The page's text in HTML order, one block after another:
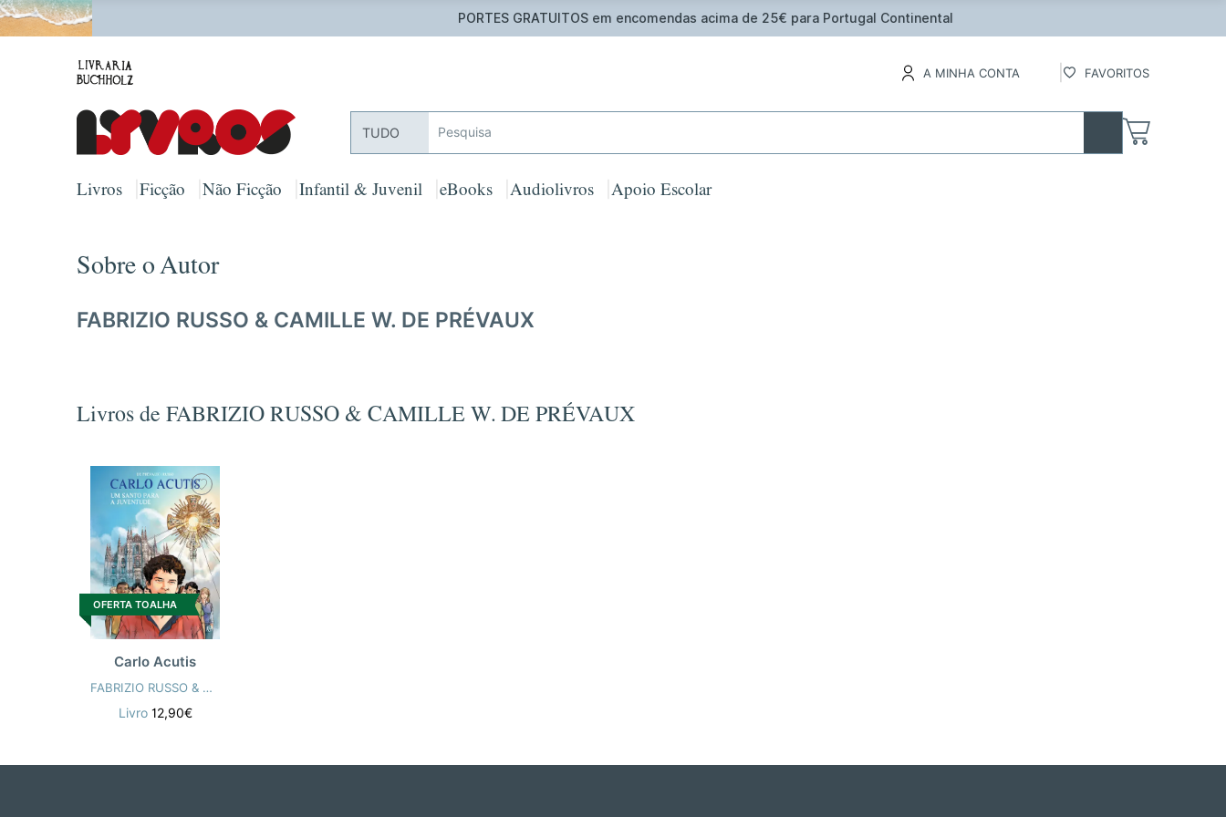
PORTES GRATUITOS em encomendas acima de 25€ para Portugal Continental
A MINHA CONTA FAVORITOS
TUDO
Livros Ficção Não Ficção Infantil & Juvenil eBooks Audiolivros Apoio Escolar
Sobre o Autor
FABRIZIO RUSSO & CAMILLE W. DE PRÉVAUX
Livros de FABRIZIO RUSSO & CAMILLE W. DE PRÉVAUX
OFERTA TOALHA
Carlo Acutis
FABRIZIO RUSSO & CAMILLE W. DE PRÉVAUX
Livro 12,90€